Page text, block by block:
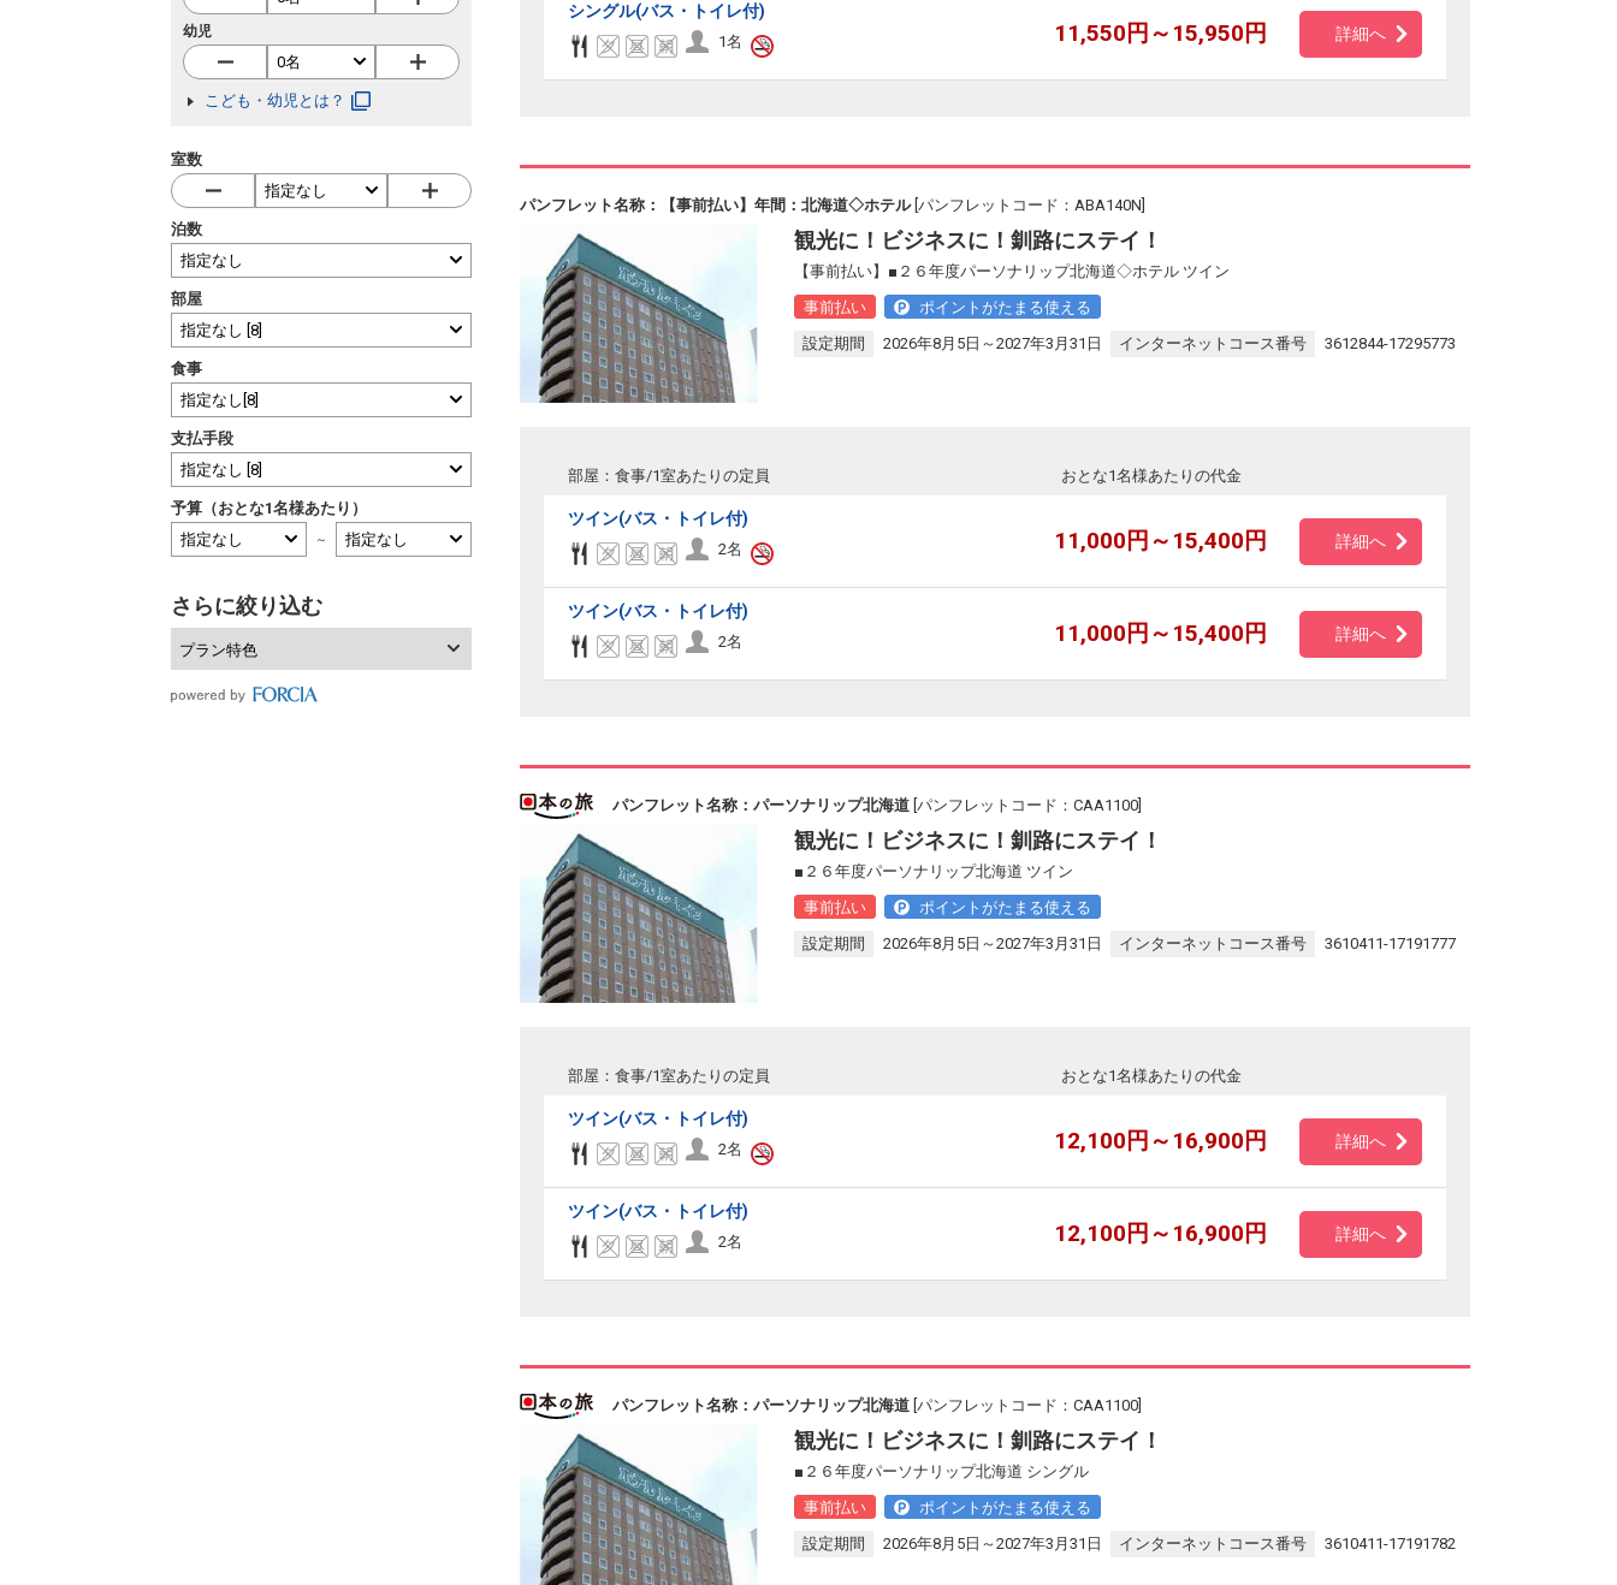
幼児
こども・幼児とは？
室数
泊数
部屋
食事
支払手段
予算（おとな1名様あたり）
～
さらに絞り込む
プラン特色
シングル(バス・トイレ付)
1名 11,550円～15,950円 詳細へ
パンフレット名称：【事前払い】年間：北海道◇ホテル [パンフレットコード：ABA140N]
観光に！ビジネスに！釧路にステイ！
【事前払い】■２６年度パーソナリップ北海道◇ホテル ツイン
事前払い
ポイントがたまる使える
設定期間
2026年8月5日～2027年3月31日 インターネットコース番号 3612844-17295773
部屋：食事/1室あたりの定員 おとな1名様あたりの代金
ツイン(バス・トイレ付)
2名 11,000円～15,400円 詳細へ
ツイン(バス・トイレ付)
2名 11,000円～15,400円 詳細へ
パンフレット名称：パーソナリップ北海道 [パンフレットコード：CAA1100]
観光に！ビジネスに！釧路にステイ！
■２６年度パーソナリップ北海道 ツイン
事前払い
ポイントがたまる使える
設定期間
2026年8月5日～2027年3月31日 インターネットコース番号 3610411-17191777
部屋：食事/1室あたりの定員 おとな1名様あたりの代金
ツイン(バス・トイレ付)
2名 12,100円～16,900円 詳細へ
ツイン(バス・トイレ付)
2名 12,100円～16,900円 詳細へ
パンフレット名称：パーソナリップ北海道 [パンフレットコード：CAA1100]
観光に！ビジネスに！釧路にステイ！
■２６年度パーソナリップ北海道 シングル
事前払い
ポイントがたまる使える
設定期間
2026年8月5日～2027年3月31日 インターネットコース番号 3610411-17191782